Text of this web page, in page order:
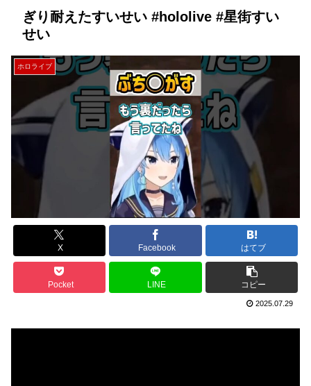
ぎり耐えたすいせい #hololive #星街すい
せい
ホロライブ
X Facebook はてブ
Pocket LINE コピー
2025.07.29